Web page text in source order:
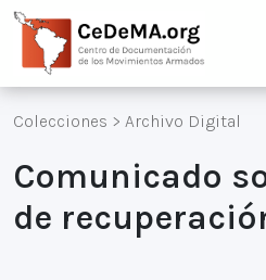
Colecciones > Archivo Digital
Comunicado
de